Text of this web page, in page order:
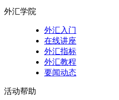
外汇学院
外汇入门
在线讲座
外汇指标
外汇教程
要闻动态
活动帮助